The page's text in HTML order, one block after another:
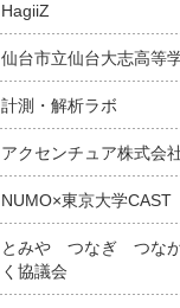
HagiiZ
仙台市立仙台大志高
計測・解析ラボ
アクセンチュア株式会
NUMO×東京大学CAST
とみや つなぎ つな
く協議会